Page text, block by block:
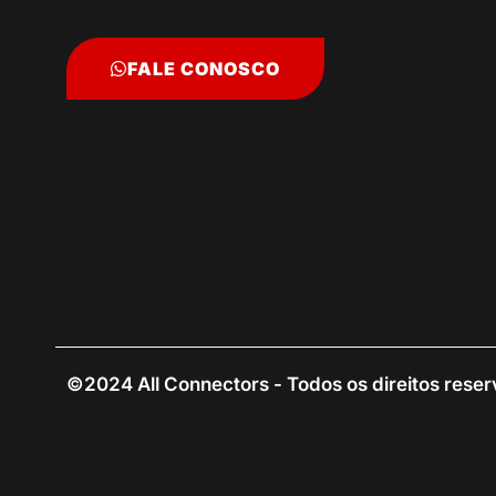
FALE CONOSCO
©2024 All Connectors - Todos os direitos